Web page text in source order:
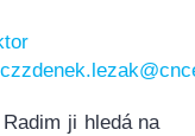
ji hledá na